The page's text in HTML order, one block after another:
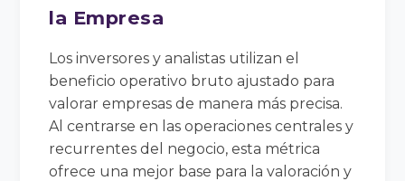
la Empresa
Los inversores y analistas utilizan el
beneficio operativo bruto ajustado para
valorar empresas de manera más precisa.
Al centrarse en las operaciones centrales y
recurrentes del negocio, esta métrica
ofrece una mejor base para la valoración y